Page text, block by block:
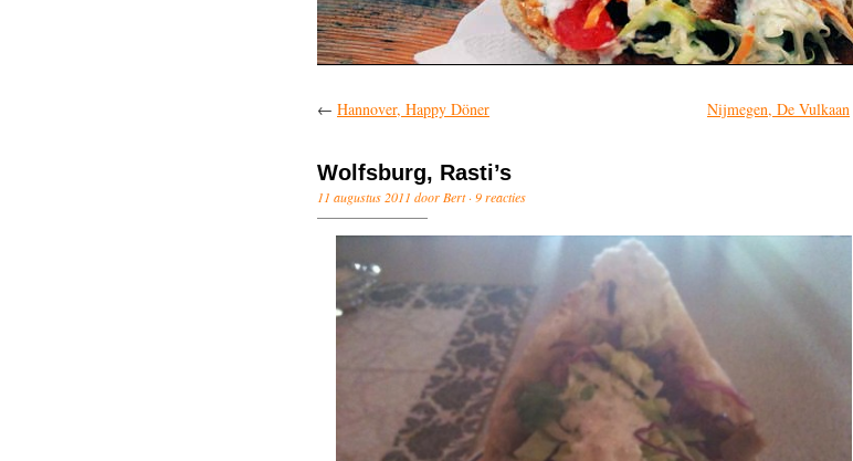
← Hannover, Happy Döner Nijmegen, De Vulkaan
Wolfsburg, Rasti’s
11 augustus 2011 door Bert ·9 reacties